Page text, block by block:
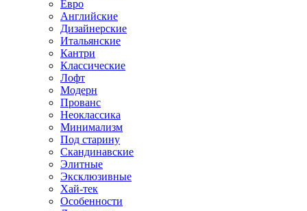
Евро
Английские
Дизайнерские
Итальянские
Кантри
Классические
Лофт
Модерн
Прованс
Неоклассика
Минимализм
Под старину
Скандинавские
Элитные
Эксклюзивные
Хай-тек
Особенности